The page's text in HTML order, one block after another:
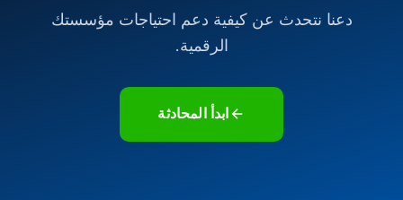
دعنا نتحدث عن كيفية دعم احتياجات مؤسستك
الرقمية.
ابدأ المحادثة